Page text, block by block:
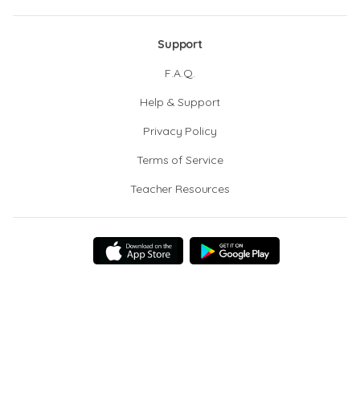
Support
F.A.Q.
Help & Support
Privacy Policy
Terms of Service
Teacher Resources